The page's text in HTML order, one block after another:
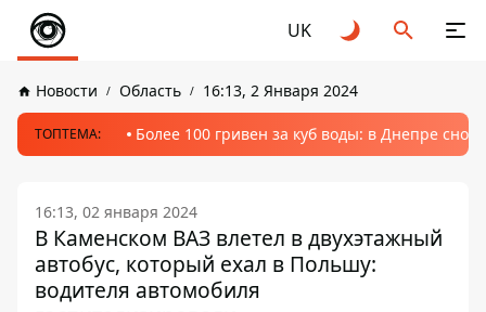
UK
Новости Область 16:13, 2 Января 2024
ТОПТЕМА: Более 100 гривен за куб воды: в Днепре
16:13, 02 января 2024
В Каменском ВАЗ влетел в двухэтажный
автобус, который ехал в Польшу:
водителя автомобиля